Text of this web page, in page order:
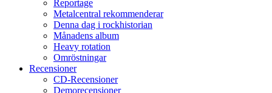
Reportage
Metalcentral rekommenderar
Denna dag i rockhistorian
Månadens album
Heavy rotation
Omröstningar
Recensioner
CD-Recensioner
Demorecensioner